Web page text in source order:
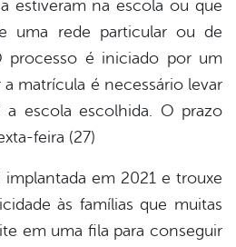
estiveram na escola ou que
uma rede particular ou de
processo é iniciado por um
a matrícula é necessário levar
escola escolhida. O prazo
feira (27)
em 2021 e trouxe
às famílias que muitas
em uma fila para conseguir